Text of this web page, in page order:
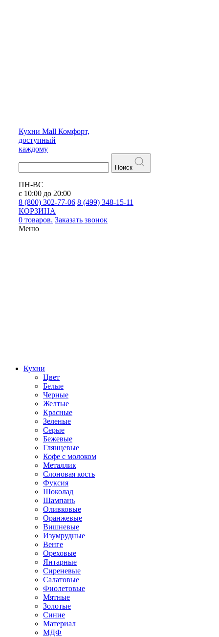
Кухни Mall Комфорт,
доступный
каждому
Поиск
ПН-ВС
с 10:00 до 20:00
8 (800) 302-77-06 8 (499) 348-15-11
КОРЗИНА
0 товаров. Заказать звонок
Меню
Кухни
Цвет
Белые
Черные
Желтые
Красные
Зеленые
Серые
Бежевые
Глянцевые
Кофе с молоком
Металлик
Слоновая кость
Фуксия
Шоколад
Шампань
Оливковые
Оранжевые
Вишневые
Изумрудные
Венге
Ореховые
Янтарные
Сиреневые
Салатовые
Фиолетовые
Мятные
Золотые
Синие
Материал
МДФ